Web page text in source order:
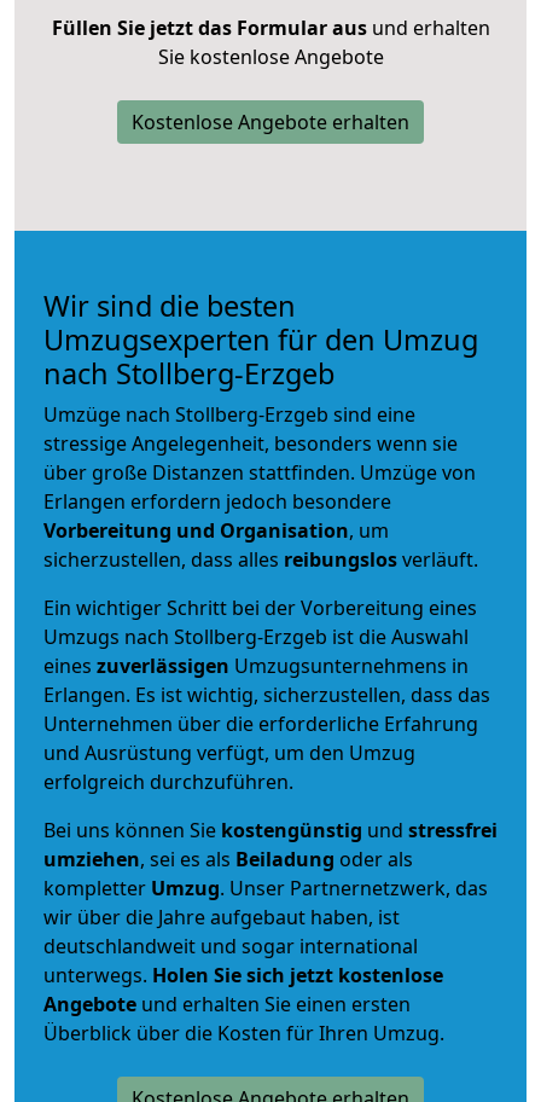
Füllen Sie jetzt das Formular ausund erhalten
Sie kostenlose Angebote
Kostenlose Angebote erhalten
Wir sind die besten
Umzugsexperten für den Umzug
nach Stollberg-Erzgeb
Umzüge nach Stollberg-Erzgeb sind eine
stressige Angelegenheit, besonders wenn sie
über große Distanzen stattfinden. Umzüge von
Erlangen erfordern jedoch besondere
Vorbereitung und Organisation, um
sicherzustellen, dass alles reibungslosverläuft.
Ein wichtiger Schritt bei der Vorbereitung eines
Umzugs nach Stollberg-Erzgeb ist die Auswahl
eines zuverlässigen Umzugsunternehmens in
Erlangen. Es ist wichtig, sicherzustellen, dass das
Unternehmen über die erforderliche Erfahrung
und Ausrüstung verfügt, um den Umzug
erfolgreich durchzuführen.
Bei uns können Sie kostengünstig und stressfrei
umziehen, sei es als Beiladung oder als
kompletter Umzug. Unser Partnernetzwerk, das
wir über die Jahre aufgebaut haben, ist
deutschlandweit und sogar international
unterwegs. Holen Sie sich jetzt kostenlose
Angebote und erhalten Sie einen ersten
Überblick über die Kosten für Ihren Umzug.